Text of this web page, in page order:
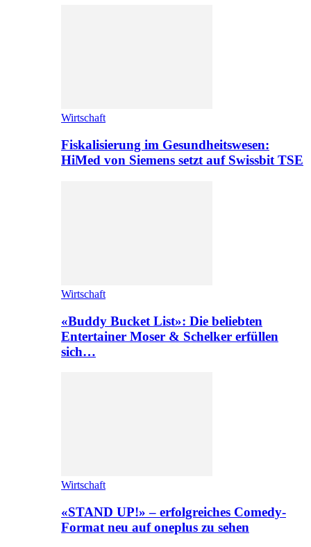
Wirtschaft
Fiskalisierung im Gesundheitswesen:
HiMed von Siemens setzt auf Swissbit TSE
Wirtschaft
«Buddy Bucket List»: Die beliebten
Entertainer Moser & Schelker erfüllen
sich…
Wirtschaft
«STAND UP!» – erfolgreiches Comedy-
Format neu auf oneplus zu sehen